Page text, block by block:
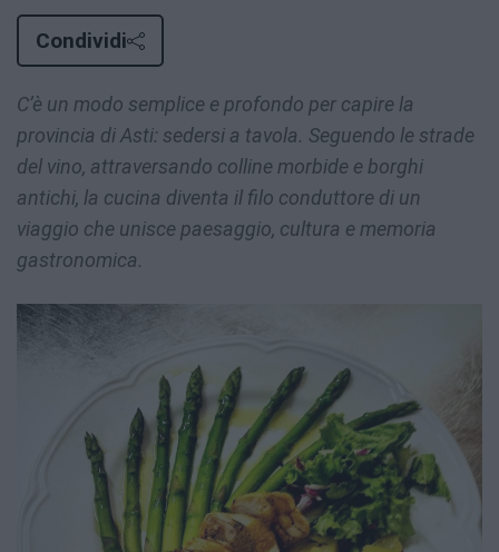
Condividi
C’è un modo semplice e profondo per capire la
provincia di Asti: sedersi a tavola. Seguendo le strade
del vino, attraversando colline morbide e borghi
antichi, la cucina diventa il filo conduttore di un
viaggio che unisce paesaggio, cultura e memoria
gastronomica.